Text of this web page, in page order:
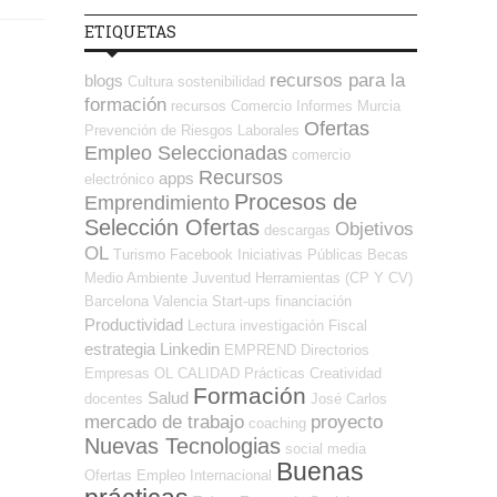
ETIQUETAS
blogs Cultura sostenibilidad recursos para la
formación recursos Comercio Informes Murcia
Prevención de Riesgos Laborales Ofertas
Empleo Seleccionadas comercio
electrónico apps Recursos
Emprendimiento Procesos de
Selección Ofertas descargas Objetivos
OL Turismo Facebook Iniciativas Públicas Becas
Medio Ambiente Juventud Herramientas (CP Y CV)
Barcelona Valencia Start-ups financiación
Productividad Lectura investigación Fiscal
estrategia Linkedin EMPREND Directorios
Empresas OL
CALIDAD Prácticas Creatividad
docentes Salud Formación José Carlos
mercado de trabajo coaching proyecto
Nuevas Tecnologias social media
Ofertas Empleo Internacional
Buenas